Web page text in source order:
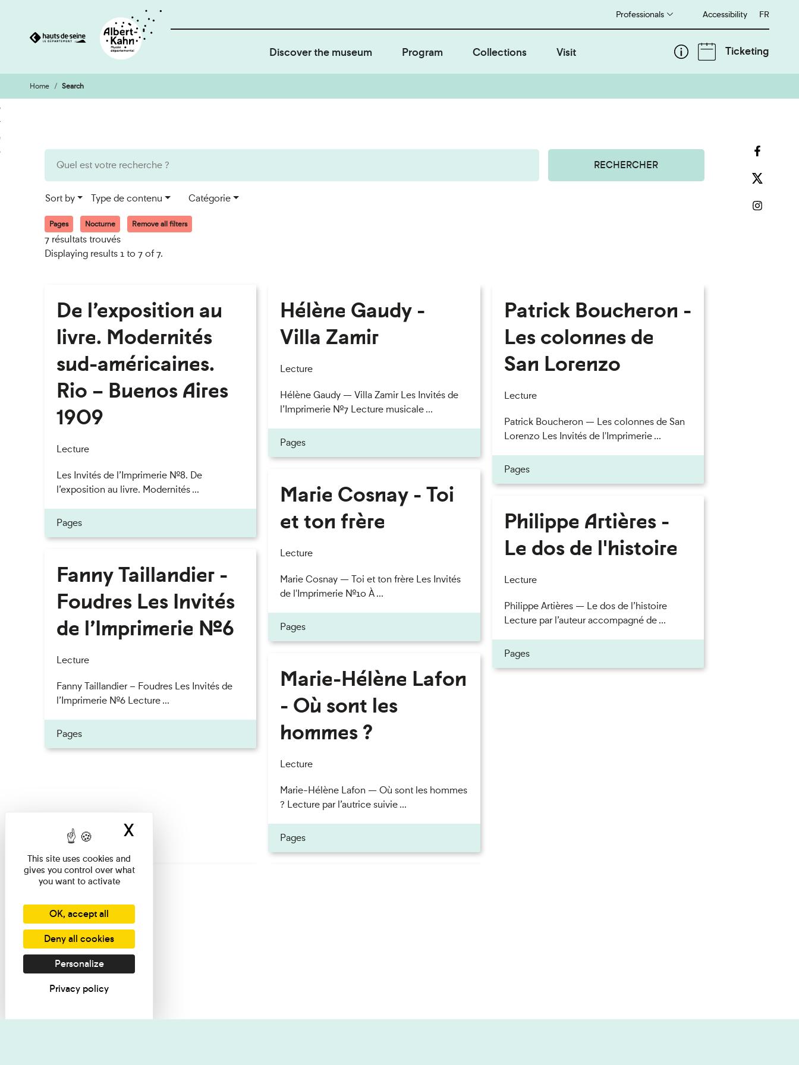
Go
to
content
Go
to
search
engine
Professionals Accessibility Français
FR
Discover the museum Program Collections Visit Ticketing
Home Search
RECHERCHER
Sort by Type de contenu Catégorie
Pages Nocturne Remove all filters
7 résultats trouvés
Displaying results 1 to 7 of 7.
De l’exposition au
livre. Modernités
sud-américaines.
Rio – Buenos Aires
1909
Lecture
Les Invités de l’Imprimerie n°8. De
l’exposition au livre. Modernités ...
Pages
Fanny Taillandier -
Foudres Les Invités
de l’Imprimerie n°6
Lecture
Fanny Taillandier – Foudres Les Invités de
l’Imprimerie n°6 Lecture ...
Pages
Hélène Gaudy -
Villa Zamir
Lecture
Hélène Gaudy — Villa Zamir Les Invités de
l’Imprimerie n°7 Lecture musicale ...
Pages
Marie Cosnay - Toi
et ton frère
Lecture
Marie Cosnay — Toi et ton frère Les Invités
de l'Imprimerie n°10 À ...
Pages
Marie-Hélène Lafon
- Où sont les
hommes ?
Lecture
Marie-Hélène Lafon — Où sont les hommes
? Lecture par l’autrice suivie ...
Pages
Patrick Boucheron -
Les colonnes de
San Lorenzo
Lecture
Patrick Boucheron — Les colonnes de San
Lorenzo Les Invités de l'Imprimerie ...
Pages
Philippe Artières -
Le dos de l'histoire
Lecture
Philippe Artières — Le dos de l’histoire
Lecture par l’auteur accompagné de ...
Pages
Cookies management panel
This site uses cookies and
gives you control over what
you want to activate
OK, accept all
Deny all cookies
Personalize
Privacy policy
X Hide cookie banner